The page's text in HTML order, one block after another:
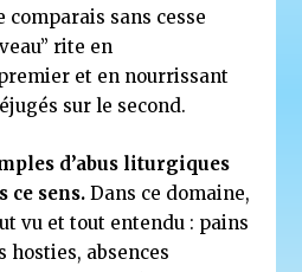
comparais sans cesse
rite en
et en nourrissant
sur le second.
d’abus liturgiques
ce sens. Dans ce domaine,
vu et tout entendu : pains
hosties, absences